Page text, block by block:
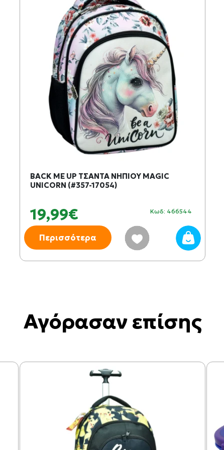
BACK ME UP ΤΣΑΝΤΑ ΝΗΠΙΟΥ MAGIC
UNICORN (#357-17054)
19,99€ Κωδ: 466544
Περισσότερα
Αγόρασαν επίσης